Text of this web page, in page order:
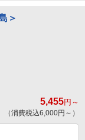
＞
5,455円～
（消費税込6,000円～）